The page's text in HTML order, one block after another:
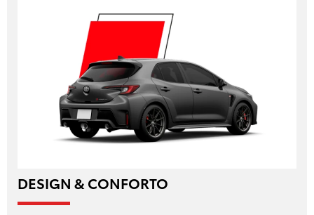
DESIGN & CONFORTO